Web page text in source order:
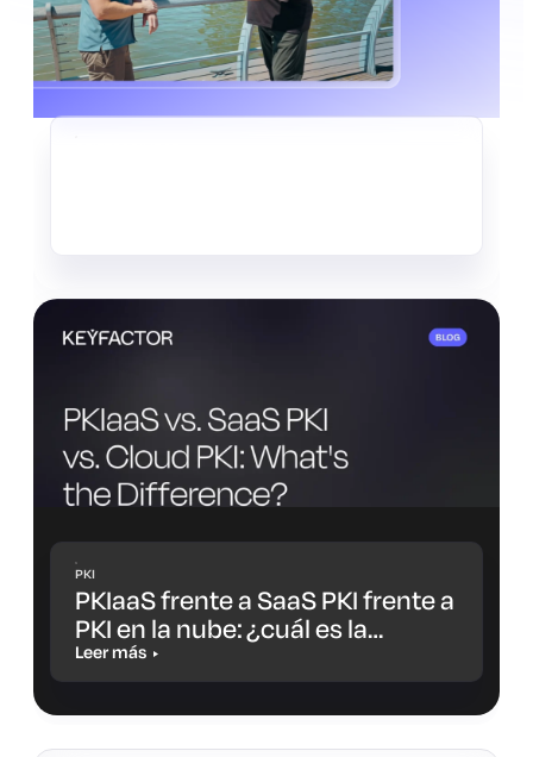
PKI
PKIaaS frente a SaaS PKI frente a
PKI en la nube: ¿cuál es la
diferencia y cuál es la opción
más adecuada para ti?
Leer más